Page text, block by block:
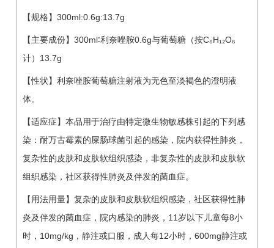
【规格】300ml:0.6g:13.7g
【主要成份】300ml∶利奈唑胺0.6g与葡萄糖（按C₆H₁₂O₆
计）13.7g
【性状】利奈唑胺葡萄糖注射液为无色至淡褐色的澄明液
体。
【适应症】本品用于治疗由特定微生物敏感株引起的下列感
染：耐万古霉素的屎肠球菌引起的感染，院内获得性肺炎，
复杂性的皮肤和皮肤软组织感染，非复杂性的皮肤和皮肤软
组织感染，社区获得性肺炎及伴发的菌血症。
【用法用量】复杂的皮肤和皮肤软组织感染，社区获得性肺
炎及伴发的菌血症，院内感染的肺炎，11岁以下儿童每8小
时，10mg/kg，静注或口服，成人每12小时，600mg静注或